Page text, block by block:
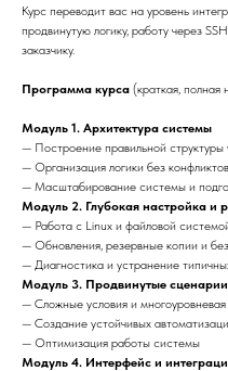
Курс переводит вас на уровень
продвинутую логику, работу через
заказчику.
Программа курса (краткая, полная
Модуль 1. Архитектура системы
— Построение правильной структуры
— Организация логики без
— Масштабирование системы и
Модуль 2. Глубокая настройка и
— Работа с Linux и файловой
— Обновления, резервные копии и
— Диагностика и устранение
Модуль 3. Продвинутые сценарии
— Сложные условия и многоуровневая
— Создание устойчивых
— Оптимизация работы системы
Модуль 4. Интерфейс и